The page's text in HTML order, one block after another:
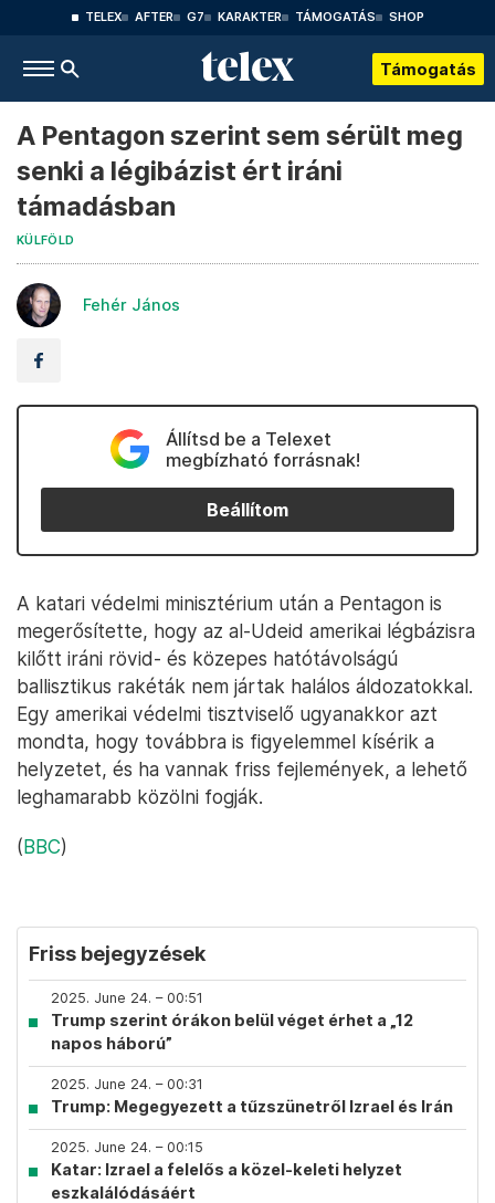
TELEX AFTER G7 KARAKTER TÁMOGATÁS SHOP
Támogatás
A Pentagon szerint sem sérült meg
senki a légibázist ért iráni
támadásban
KÜLFÖLD
Fehér János
Állítsd be a Telexet
megbízható forrásnak!
Beállítom
A katari védelmi minisztérium után a Pentagon is
megerősítette, hogy az al-Udeid amerikai légbázisra
kilőtt iráni rövid- és közepes hatótávolságú
ballisztikus rakéták nem jártak halálos áldozatokkal.
Egy amerikai védelmi tisztviselő ugyanakkor azt
mondta, hogy továbbra is figyelemmel kísérik a
helyzetet, és ha vannak friss fejlemények, a lehető
leghamarabb közölni fogják.
(BBC)
Friss bejegyzések
2025. June 24. – 00:51
Trump szerint órákon belül véget érhet a „12
napos háború”
2025. June 24. – 00:31
Trump: Megegyezett a tűzszünetről Izrael és Irán
2025. June 24. – 00:15
Katar: Izrael a felelős a közel-keleti helyzet
eszkalálódásáért